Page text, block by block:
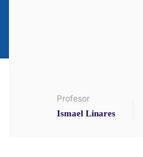
Profesor
Ismael Linares